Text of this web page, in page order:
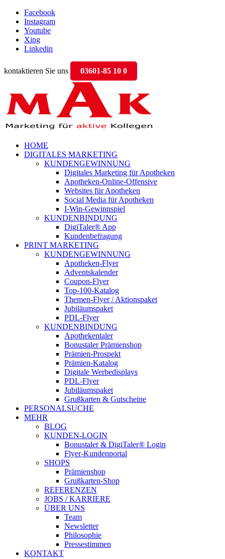
Facebook
Instagram
Youtube
Xing
Linkedin
kontaktieren Sie uns 03601-85 10 0
HOME
DIGITALES MARKETING
KUNDENGEWINNUNG
Digitales Marketing für Apotheken
Apotheken-Online-Offensive
Websites für Apotheken
Social Media für Apotheken
I-Win-Gewinnspiel
KUNDENBINDUNG
DigiTaler® App
Kundenbefragung
PRINT MARKETING
KUNDENGEWINNUNG
Apotheken-Flyer
Adventskalender
Coupon-Flyer
Top-100-Katalog
Themen-Flyer / Aktionspaket
Jubiläumspaket
PDL-Flyer
KUNDENBINDUNG
Apothekentaler
Bonustaler Prämienshop
Prämien-Prospekt
Prämien-Katalog
Digitale Werbedisplays
PDL-Flyer
Jubiläumspaket
Grußkarten & Gutscheine
PERSONALSUCHE
MEHR
BLOG
KUNDEN-LOGIN
Bonustaler & DigiTaler® Login
Flyer-Kundenportal
SHOPS
Prämienshop
Grußkarten-Shop
REFERENZEN
JOBS / KARRIERE
ÜBER UNS
Team
Newsletter
Philosophie
Pressestimmen
KONTAKT